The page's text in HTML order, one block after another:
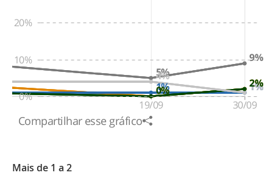
0%
10%
20%
19/09 30/09
1%
1%
0%
0%
5%
2%
1%
9%
2%
4%
Compartilhar esse gráfico
Mais de 1 a 2